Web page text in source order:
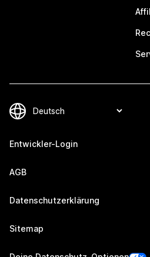
Entwickler-Login
AGB
Datenschutzerklärung
Sitemap